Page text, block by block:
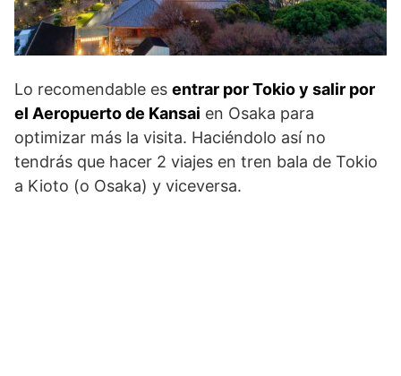
Lo recomendable es entrar por Tokio y salir por
el Aeropuerto de Kansai en Osaka para
optimizar más la visita. Haciéndolo así no
tendrás que hacer 2 viajes en tren bala de Tokio
a Kioto (o Osaka) y viceversa.